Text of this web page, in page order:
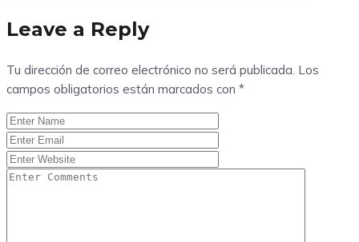
Leave a Reply
Tu dirección de correo electrónico no será publicada. Los
campos obligatorios están marcados con *